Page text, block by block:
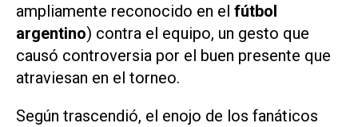
ampliamente reconocido en el fútbol
argentino) contra el equipo, un gesto que
causó controversia por el buen presente que
atraviesan en el torneo.
Según trascendió, el enojo de los fanáticos